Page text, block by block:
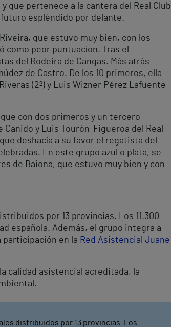
que pertenece a la cantera del Real Club
espléndido por delante.
que estuvo muy bien, con los
como peor puntuacíon. Tras el
del Rodeira de Cangas. Más atrás
de Castro. De los 10 primeros, ella
(2º) y Luis Wizner Pérez Lafuente
con dos primeros y un tercero
y Luis Tourón-Figueroa del Real
deshacía a su favor el regatista del
En este grupo azul o plata, se
de Baiona, que estuvo muy bien y con
por 13 provincias. Los 11.300
española. Además, el grupo integra a
participación en la Red Asistencial Juane
calidad asistencial acreditada, la
distribuidos por 13 provincias. Los